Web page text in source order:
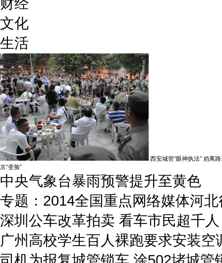
文化
生活
西安城管“眼神执法” 劝离
京“变脸”
中央气象台暴雨预警提升至黄色
专题：2014全国重点网络媒体河北
深圳公车改革拍卖 看车市民超千人
广州高校学生百人裸跑要求安装空